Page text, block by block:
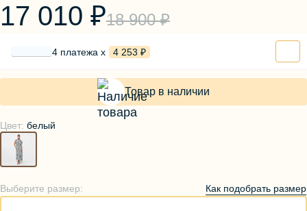
Цвет: белый
Выберите размер: Как подобрать размер
18 900 ₽
17 010 ₽
4 платежа х 4 253 ₽
Товар в наличии